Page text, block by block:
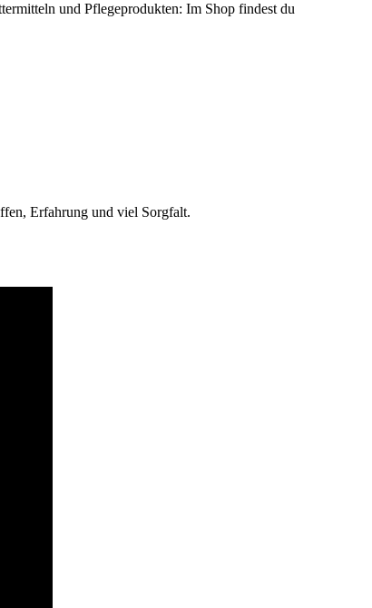
und Pflegeprodukten: Im Shop findest du
Erfahrung und viel Sorgfalt.